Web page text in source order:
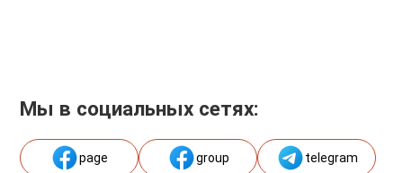
Мы в социальных сетях:
page group telegram